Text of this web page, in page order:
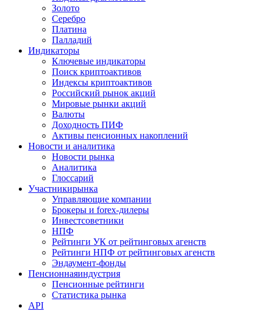
Золото
Серебро
Платина
Палладий
Индикаторы
Ключевые индикаторы
Поиск криптоактивов
Индексы криптоактивов
Российский рынок акций
Мировые рынки акций
Валюты
Доходность ПИФ
Активы пенсионных накоплений
Новости и аналитика
Новости рынка
Аналитика
Глоссарий
Участникирынка
Управляющие компании
Брокеры и forex-дилеры
Инвестсоветники
НПФ
Рейтинги УК от рейтинговых агенств
Рейтинги НПФ от рейтинговых агенств
Эндаумент-фонды
Пенсионнаяиндустрия
Пенсионные рейтинги
Статистика рынка
API